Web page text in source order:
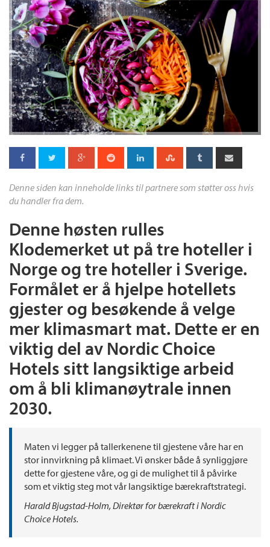
Denne siden kan inneholde links til partnere som støtter oss hvis
du handler fra dem.
Denne høsten rulles
Klodemerket ut på tre hoteller i
Norge og tre hoteller i Sverige.
Formålet er å hjelpe hotellets
gjester og besøkende å velge
mer klimasmart mat. Dette er en
viktig del av Nordic Choice
Hotels sitt langsiktige arbeid
om å bli klimanøytrale innen
2030.
Maten vi legger på tallerkenene til gjestene våre har en
stor innvirkning på klimaet. Vi ønsker både å synliggjøre
dette for gjestene våre, og gi de mulighet til å påvirke
som et viktig steg mot vår langsiktige bærekraftstrategi.
Harald Bjugstad-Holm, Direktør for bærekraft i Nordic
Choice Hotels.